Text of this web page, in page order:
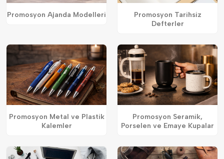
Promosyon Ajanda Modelleri
Promosyon Tarihsiz
Defterler
Promosyon Metal ve Plastik
Kalemler
Promosyon Seramik,
Porselen ve Emaye Kupalar